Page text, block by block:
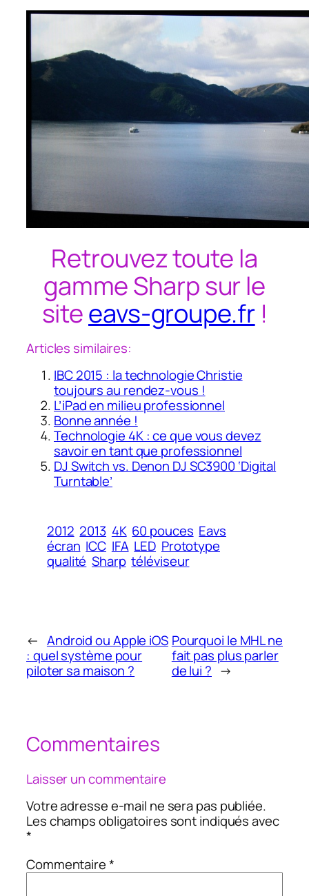
Retrouvez toute la
gamme Sharp sur le
siteeavs-groupe.fr!
Articles similaires:
IBC 2015 : la technologie Christie
toujours au rendez-vous !
L’iPad en milieu professionnel
Bonne année !
Technologie 4K : ce que vous devez
savoir en tant que professionnel
DJ Switch vs. Denon DJ SC3900 ‘Digital
Turntable’
2012 2013 4K 60 pouces Eavs
écran ICC IFA LED Prototype
qualité Sharp téléviseur
← Android ou Apple iOS
: quel système pour
piloter sa maison ?
Pourquoi le MHL ne
fait pas plus parler
de lui ? →
Commentaires
Laisser un commentaire
Votre adresse e-mail ne sera pas publiée.
Les champs obligatoires sont indiqués avec
*
Commentaire*